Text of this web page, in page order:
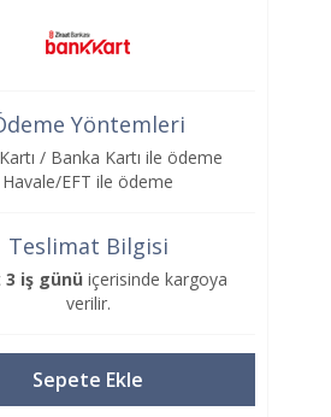
Yöntemleri
/ Banka Kartı ile ödeme
Havale/EFT ile ödeme
Teslimat Bilgisi
3 iş günü içerisinde kargoya
verilir.